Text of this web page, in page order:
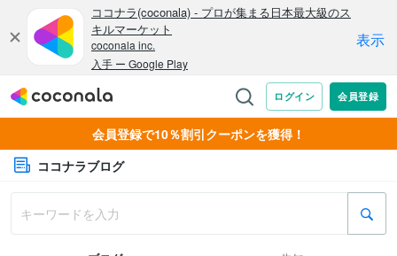
会員登録で10％割引クーポンを獲得！
ココナラブログ